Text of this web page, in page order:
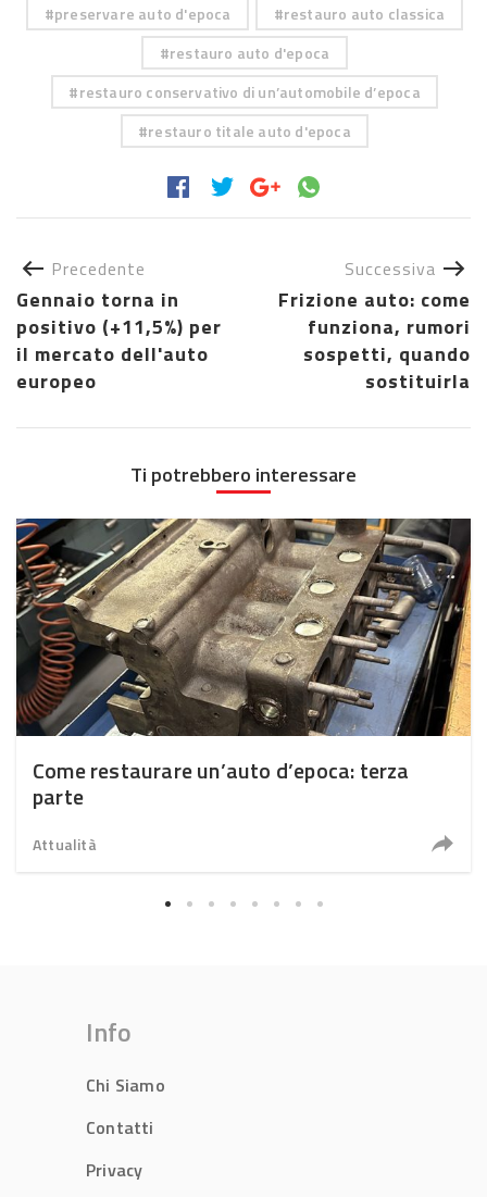
preservare auto d'epoca
restauro auto classica
restauro auto d'epoca
restauro conservativo di un’automobile d’epoca
restauro titale auto d'epoca
Precedente
Gennaio torna in
positivo (+11,5%) per
il mercato dell'auto
europeo
Successiva
Frizione auto: come
funziona, rumori
sospetti, quando
sostituirla
Ti potrebbero interessare
Come restaurare un’auto d’epoca: terza
parte
Attualità
Info
Chi Siamo
Contatti
Privacy